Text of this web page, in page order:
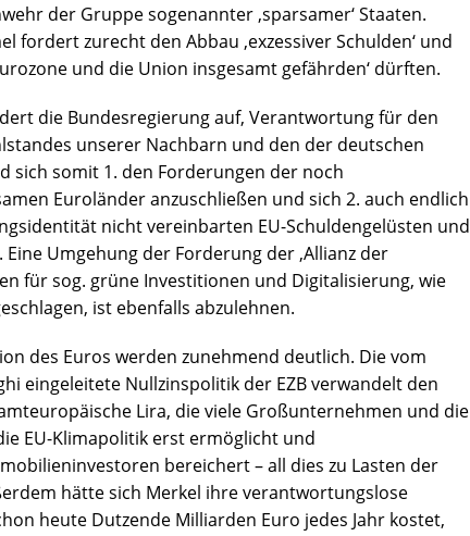
der Gruppe sogenannter ,sparsamer‘ Staaten.
fordert zurecht den Abbau ,exzessiver Schulden‘ und
und die Union insgesamt gefährden‘ dürften.
die Bundesregierung auf, Verantwortung für den
unserer Nachbarn und den der deutschen
sich somit 1. den Forderungen der noch
Euroländer anzuschließen und sich 2. auch endlich
nicht vereinbarten EU-Schuldengelüsten und
Eine Umgehung der Forderung der ,Allianz der
für sog. grüne Investitionen und Digitalisierung, wie
ist ebenfalls abzulehnen.
des Euros werden zunehmend deutlich. Die vom
eingeleitete Nullzinspolitik der EZB verwandelt den
Lira, die viele Großunternehmen und die
EU-Klimapolitik erst ermöglicht und
bereichert – all dies zu Lasten der
hätte sich Merkel ihre verantwortungslose
heute Dutzende Milliarden Euro jedes Jahr kostet,